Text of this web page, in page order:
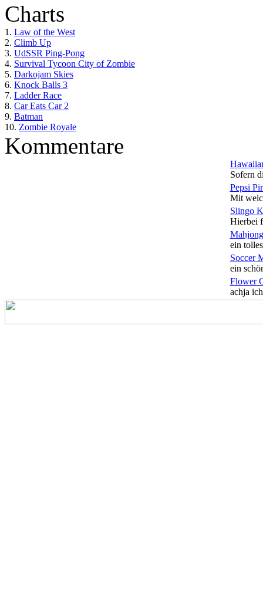
Charts
1. Law of the West
2. Climb Up
3. UdSSR Ping-Pong
4. Survival Tycoon City of Zombie
5. Darkojam Skies
6. Knock Balls 3
7. Ladder Race
8. Car Eats Car 2
9. Batman
10. Zombie Royale
Kommentare
Sofern
Pepsi
Mit
Slingo
Hierbei
ein
Soccer
ein
Flower
achja